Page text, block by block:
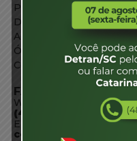
Portal de Serviços
Diário Oficial
Acesso à Informação
Órgãos do Governo
Conheça SC
FALE CONOSCO
WhatsApp:
(48) 3664-1800
E-mail: